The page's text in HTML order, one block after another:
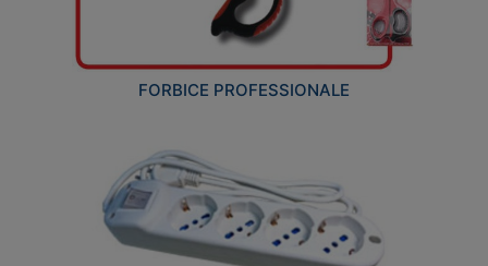
FORBICE PROFESSIONALE